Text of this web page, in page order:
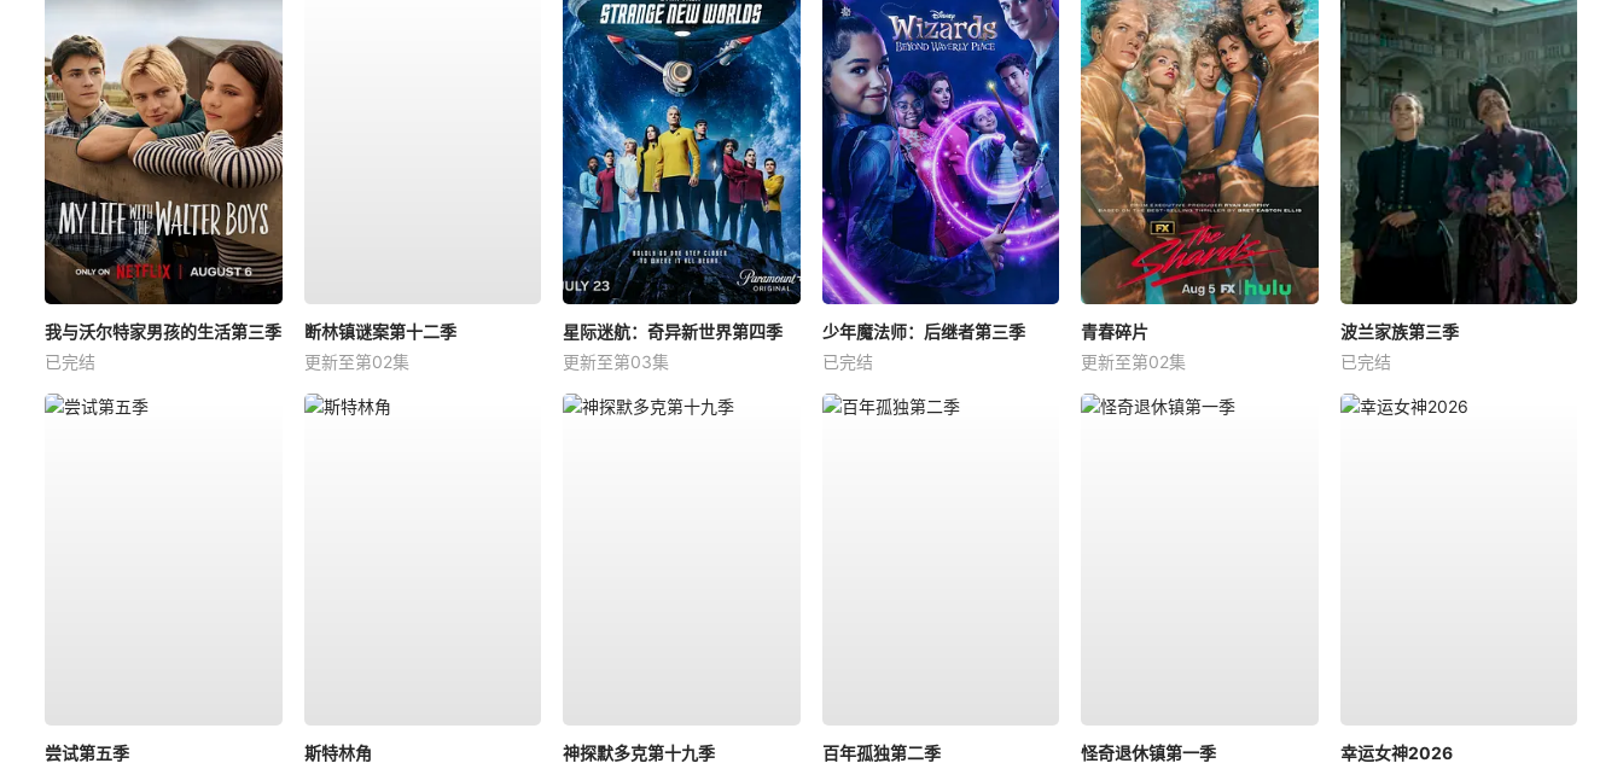
我与沃尔特家男孩的生活第三季
已完结
断林镇谜案第十二季
更新至第02集
星际迷航：奇异新世界第四季
更新至第03集
少年魔法师：后继者第三季
已完结
青春碎片
更新至第02集
波兰家族第三季
已完结
尝试第五季
斯特林角
神探默多克第十九季
百年孤独第二季
怪奇退休镇第一季
幸运女神2026